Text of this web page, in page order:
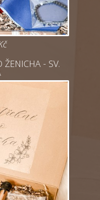
ŽENICHA - SV.